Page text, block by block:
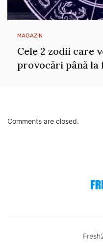
MAGAZIN
Cele 2 zodii care
provocări până la
Comments are closed.